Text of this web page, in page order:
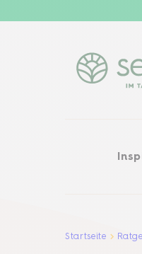
Startseite